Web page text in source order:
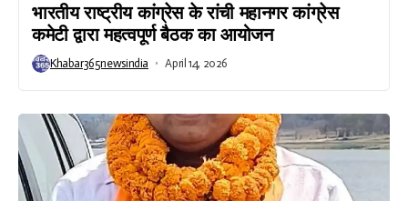
भारतीय राष्ट्रीय कांग्रेस के रांची महानगर कांग्रेस
कमेटी द्वारा महत्वपूर्ण बैठक का आयोजन
Khabar365newsindia April 14, 2026